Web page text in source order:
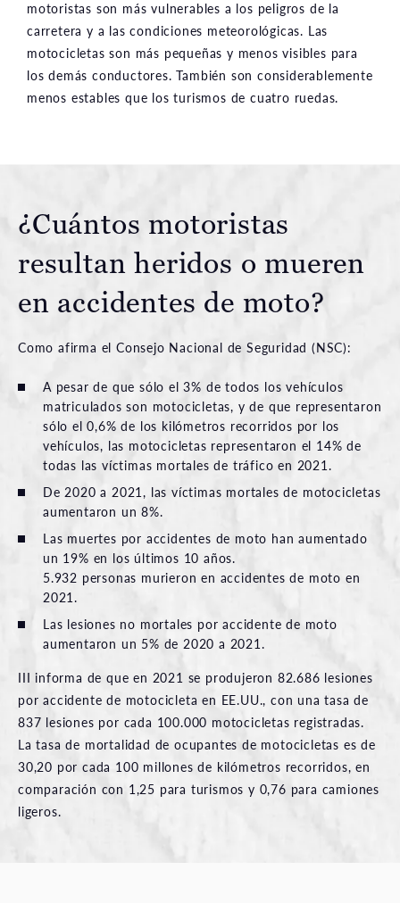
motoristas son más vulnerables a los peligros de la
carretera y a las condiciones meteorológicas. Las
motocicletas son más pequeñas y menos visibles para
los demás conductores. También son considerablemente
menos estables que los turismos de cuatro ruedas.
¿Cuántos motoristas
resultan heridos o mueren
en accidentes de moto?
Como afirma el Consejo Nacional de Seguridad (NSC):
A pesar de que sólo el 3% de todos los vehículos
matriculados son motocicletas, y de que representaron
sólo el 0,6% de los kilómetros recorridos por los
vehículos, las motocicletas representaron el 14% de
todas las víctimas mortales de tráfico en 2021.
De 2020 a 2021, las víctimas mortales de motocicletas
aumentaron un 8%.
Las muertes por accidentes de moto han aumentado
un 19% en los últimos 10 años.
5.932 personas murieron en accidentes de moto en
2021.
Las lesiones no mortales por accidente de moto
aumentaron un 5% de 2020 a 2021.
III informa de que en 2021 se produjeron 82.686 lesiones
por accidente de motocicleta en EE.UU., con una tasa de
837 lesiones por cada 100.000 motocicletas registradas.
La tasa de mortalidad de ocupantes de motocicletas es de
30,20 por cada 100 millones de kilómetros recorridos, en
comparación con 1,25 para turismos y 0,76 para camiones
ligeros.